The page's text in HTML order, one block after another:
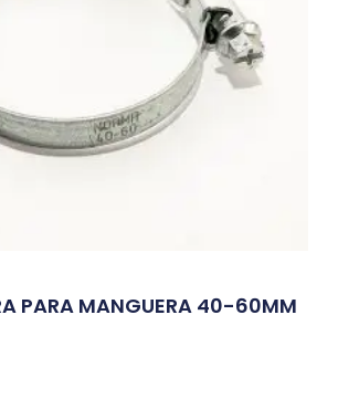
PARA MANGUERA 40-60MM